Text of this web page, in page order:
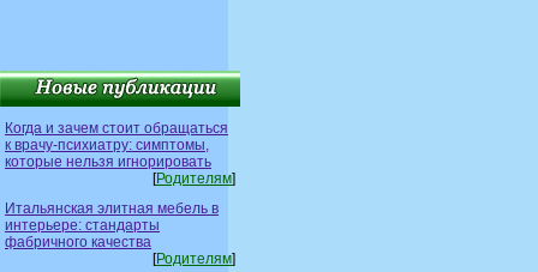
Когда и зачем стоит обращаться
к врачу-психиатру: симптомы,
которые нельзя игнорировать
[Родителям]
Итальянская элитная мебель в
интерьере: стандарты
фабричного качества
[Родителям]